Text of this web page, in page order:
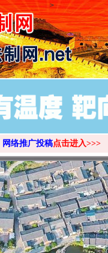
>
网络推广投稿点击进入>>>